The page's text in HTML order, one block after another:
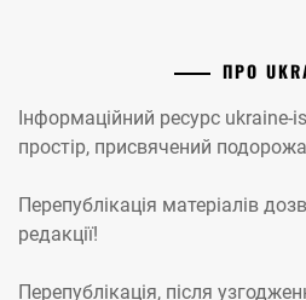
ПРО
Інформаційний ресурс ukraine-
простір, присвячений
Перепублікація матеріалів
редакції!
Перепублікація, після